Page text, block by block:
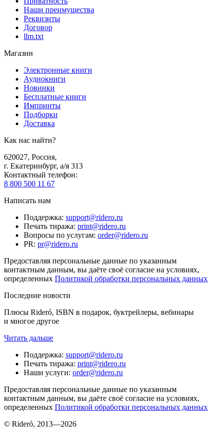
Наши преимущества
Реквизиты
Договор
llm.txt
Магазин
Электронные книги
Аудиокниги
Новинки
Бесплатные книги
Импринты
Подборки
Доставка
Как нас найти?
620027, Россия,
г. Екатеринбург, а/я 313
Контактный телефон:
8 800 500 11 67
Написать нам
Поддержка: support@ridero.ru
Печать тиража: print@ridero.ru
Вопросы по услугам: order@ridero.ru
PR: pr@ridero.ru
Предоставляя персональные данные по указанным
контактным данным, вы даёте своё согласие на условиях,
определенных Политикой обработки персональных данных
Последние новости
Плюсы Rideró, ISBN в подарок, буктрейлеры, вебинары
и многое другое
Читать дальше
Поддержка: support@ridero.ru
Печать тиража: print@ridero.ru
Наши услуги: order@ridero.ru
Предоставляя персональные данные по указанным
контактным данным, вы даёте своё согласие на условиях,
определенных Политикой обработки персональных данных
© Rideró, 2013—2026